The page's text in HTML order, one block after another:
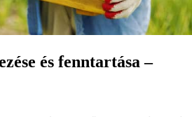
és fenntartása –